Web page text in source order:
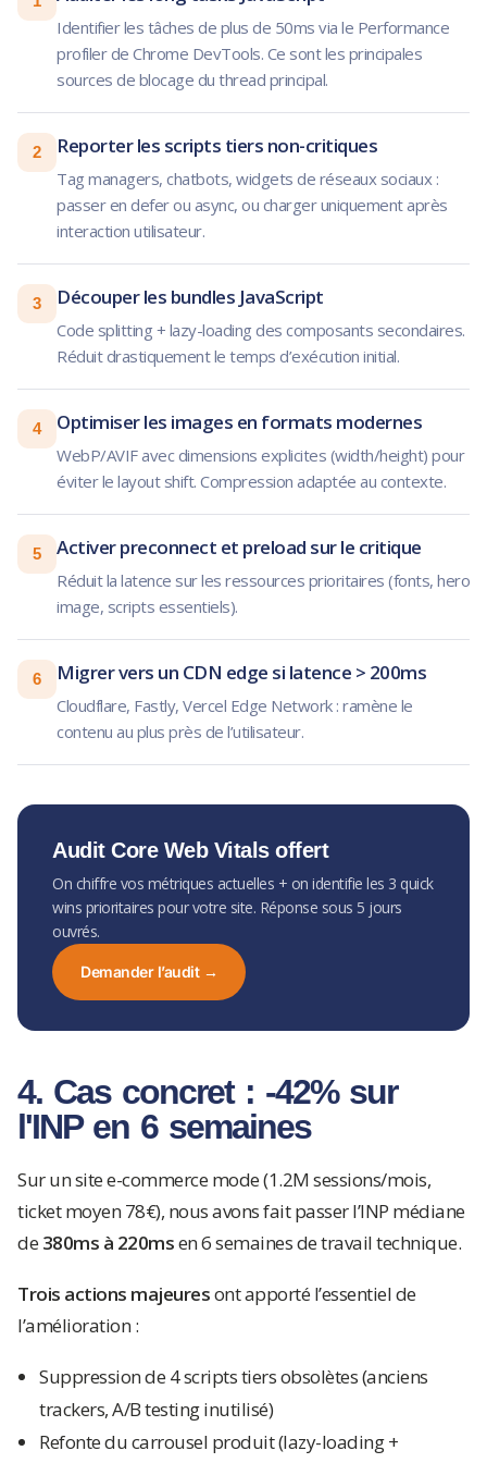
Identifier les tâches de plus de 50ms via le Performance
profiler de Chrome DevTools. Ce sont les principales
sources de blocage du thread principal.
2 Reporter les scripts tiers non-critiques
Tag managers, chatbots, widgets de réseaux sociaux :
passer en defer ou async, ou charger uniquement après
interaction utilisateur.
3 Découper les bundles JavaScript
Code splitting + lazy-loading des composants secondaires.
Réduit drastiquement le temps d’exécution initial.
4 Optimiser les images en formats modernes
WebP/AVIF avec dimensions explicites (width/height) pour
éviter le layout shift. Compression adaptée au contexte.
5 Activer preconnect et preload sur le critique
Réduit la latence sur les ressources prioritaires (fonts, hero
image, scripts essentiels).
6 Migrer vers un CDN edge si latence > 200ms
Cloudflare, Fastly, Vercel Edge Network : ramène le
contenu au plus près de l’utilisateur.
Audit Core Web Vitals offert
On chiffre vos métriques actuelles + on identifie les 3 quick
wins prioritaires pour votre site. Réponse sous 5 jours
ouvrés.
Demander l’audit →
4. Cas concret : -42% sur
l'INP en 6 semaines
Sur un site e-commerce mode (1.2M sessions/mois,
ticket moyen 78€), nous avons fait passer l’INP médiane
de 380ms à 220msen 6 semaines de travail technique.
Trois actions majeuresont apporté l’essentiel de
l’amélioration :
Suppression de 4 scripts tiers obsolètes (anciens
trackers, A/B testing inutilisé)
Refonte du carrousel produit (lazy-loading +